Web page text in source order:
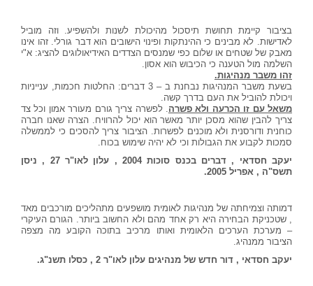
בציבור קיימת תחושת תיסכול מהיכולת לשנות ולהשפיע. וזה מוביל
לאדישות. לא מבינים כי ההינתקות ופינוי הישובים הוא דבר גורלי. זהו אינו
מאבק של שטחים או שלום כפי שמנסים הצדדים האידיאולוגים להציג: א"י
השלמה מול הטענה כי הכיבוש הוא אסון.
זהו משבר מנהיגות.
בשעת משבר המנהיגות נבחנת ב – 3 דברים: החלטות חכמות, ענייניות
ויכולת להוביל את העם בדרך קשה.
משאל עם זו הכרעה ולא פשרה. לפשרה צריך גורם מעורר אמון וכל צד
צריך להבין שהוא מסכן יותר מאשר הוא יכול להרוויח. הצרה שאנו חברה
כוחנית ודורסנית ולא מוכנים לפשרות. הציבור צריך להסכים כי לממשלה
סמכות לקבוע את הגבולות וכי לא יהיה שימוש בכוח.
יעקב חסדאי , דברים בכנס סוכות 2004 , עלון לאו"ר 27 , ניסן
תשס"ה , אפריל 2005.
דמותה וצמיחתה של מנהיגות לאומית מושפעים מתהליכים מורכבים מאד
, שטכניקת הבחירה היא רק אחד מהם ולא החשוב ביותר. הגורם העיקרי
– מערכת הערכים הלאומית ואותו מרכיב בתוכה הקובע מה מצפה
הציבור ממנהיג.
יעקב חסדאי , דור חדש של מנהיגים עלון לאו"ר 2 , כסלו תשנ"ג.